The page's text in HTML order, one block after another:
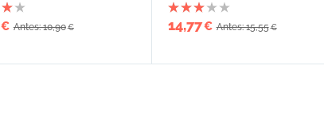
€ Antes: 10,90€ 14,77€ Antes: 15,55€